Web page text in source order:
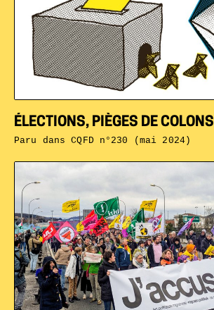
ÉLECTIONS, PIÈGES DE COLONS
Paru dansCQFD n°230 (mai 2024)